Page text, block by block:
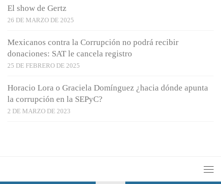
El show de Gertz
26 DE MARZO DE 2025
Mexicanos contra la Corrupción no podrá recibir
donaciones: SAT le cancela registro
25 DE FEBRERO DE 2025
Horacio Lora o Graciela Domínguez ¿hacia dónde apunta
la corrupción en la SEPyC?
2 DE MARZO DE 2023